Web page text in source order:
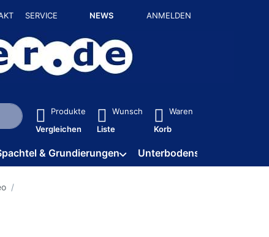
SERVICE NEWS ANMELDEN
erste Ergebnisse. Drücken Sie die Eingabetaste, um alle
Produkte
Vergleichen
Wunsch
Liste
Waren
Korb
& Grundierungen Unterbodenschutz / HV